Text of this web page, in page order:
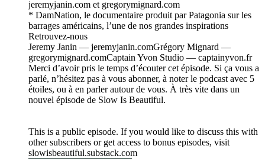
jeremyjanin.com et gregorymignard.com
* DamNation, le documentaire produit par Patagonia sur les
barrages américains, l’une de nos grandes inspirations
Retrouvez-nous
Jeremy Janin — jeremyjanin.comGrégory Mignard —
gregorymignard.comCaptain Yvon Studio — captainyvon.fr
Merci d’avoir pris le temps d’écouter cet épisode. Si ça vous a
parlé, n’hésitez pas à vous abonner, à noter le podcast avec 5
étoiles, ou à en parler autour de vous. À très vite dans un
nouvel épisode de Slow Is Beautiful.
This is a public episode. If you would like to discuss this with
other subscribers or get access to bonus episodes, visit
slowisbeautiful.substack.com